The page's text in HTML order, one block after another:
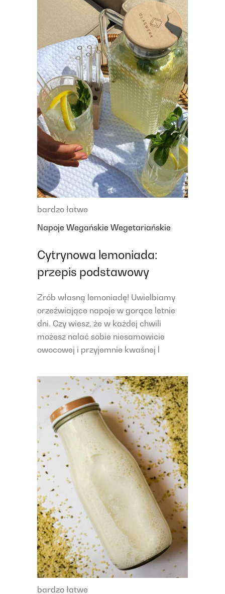
bardzo łatwe
Napoje Wegańskie Wegetariańskie
Cytrynowa lemoniada:
przepis podstawowy
Zrób własną lemoniadę! Uwielbiamy
orzeźwiające napoje w gorące letnie
dni. Czy wiesz, że w każdej chwili
możesz nalać sobie niesamowicie
owocowej i przyjemnie kwaśnej l
bardzo łatwe